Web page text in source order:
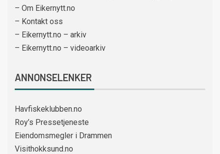
– Om Eikernytt.no
– Kontakt oss
– Eikernytt.no – arkiv
– Eikernytt.no – videoarkiv
ANNONSELENKER
Havfiskeklubben.no
Roy’s Pressetjeneste
Eiendomsmegler i Drammen
Visithokksund.no